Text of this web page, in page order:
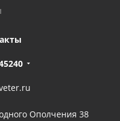
Ополчения 38